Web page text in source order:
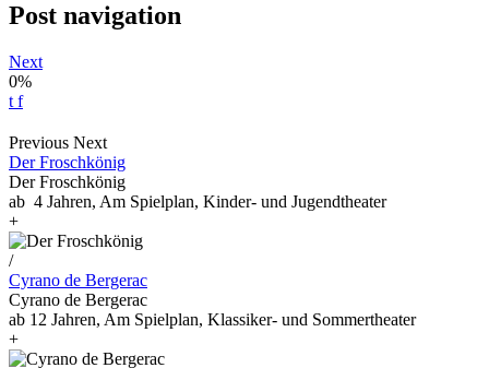
Post navigation
Next
0%
t f
Previous Next
Der Froschkönig
Der Froschkönig
ab 4 Jahren, Am Spielplan, Kinder- und Jugendtheater
+
/
Cyrano de Bergerac
Cyrano de Bergerac
ab 12 Jahren, Am Spielplan, Klassiker- und Sommertheater
+